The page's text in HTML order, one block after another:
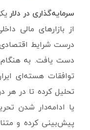
سرمایه‌گذاری در دلار
از بازارهای مالی
درست شرایط
دست یافت. به هنگام
توافقات هسته‌ای
تحلیل کرده تا در
یا ادامه‌دار شدن
پیش‌بینی کرده و